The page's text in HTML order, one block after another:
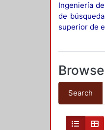
Ingeniería
de
superior de
Browse
Search